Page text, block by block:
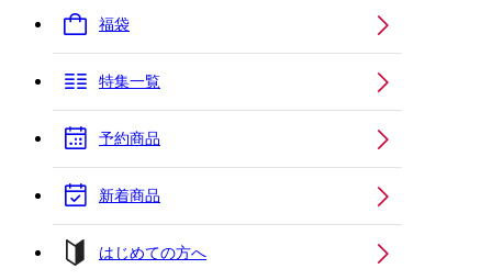
福袋
特集一覧
予約商品
新着商品
はじめての方へ